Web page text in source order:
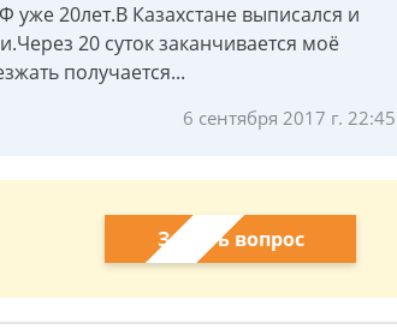
20лет.В Казахстане выписался и
20 суток заканчивается моё
получается...
6 сентября 2017 г. 22:45
Задать вопрос